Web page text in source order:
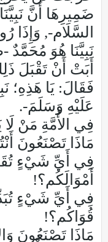
ضَمِيرِهَا أَنَّ
السَّلَام-,
نَبِيَّنَا هُوَ مُحَمَّدٌ
أَبَتْ أَنْ تَقْبَلَ
فَقَالَ: يَا هَذِهِ؛
عَلَيْهِ وَسَلَمَ-.
فِي الأُمَّةِ مَنْ
مَاذَا تَصْنَعُونَ
فِي أَيِّ شَيْءٍ
أَمْوَالَكُم؟!
فِي أَيِّ شَيْءٍ
قُوَاكُم؟!
مَاذَا تَصْنَعُونَ